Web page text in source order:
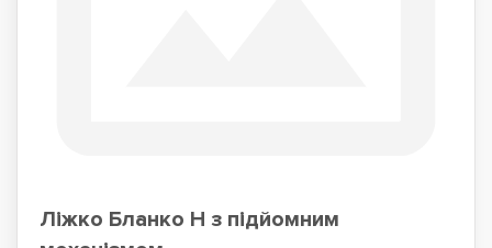
Ліжко Бланко Н з підйомним